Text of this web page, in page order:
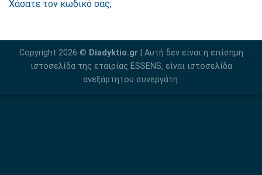
Χάσατε τον κωδικό σας;
Copyright 2026 © Diadyktio.gr| Αυτή δεν είναι η επίσημη
ιστοσελίδα της εταιρίας ESSENS, είναι ιστοσελίδα
ανεξάρτητου συνεργάτη.